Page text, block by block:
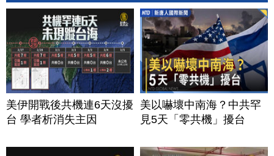
美伊開戰後共機連6天沒擾
台 學者析消失主因
美以嚇壞中南海？中共罕
見5天「零共機」擾台